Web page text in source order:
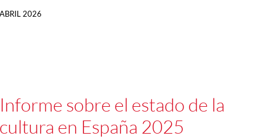
2026
sobre el estado de la
en España 2025